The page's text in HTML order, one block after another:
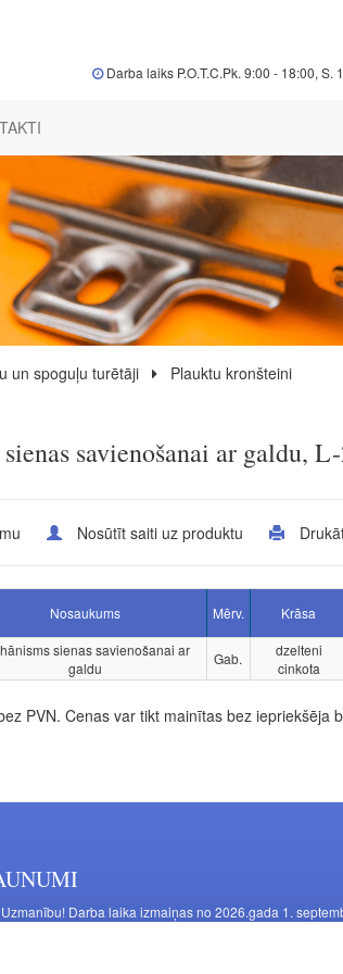
Darba laiks P.O.T.C.Pk. 9:00 - 18:00, S.
un spoguļu turētāji Plauktu kronšteini
savienošanai ar galdu,
Nosūtīt saiti uz produktu
Nosaukums Mērv. Krāsa
sienas savienošanai ar
galdu
Gab.
dzelteni
cinkota
PVN. Cenas var tikt mainītas bez iepriekšēja
Uzmanību! Darba laika izmaiņas no 2026.gada 1.